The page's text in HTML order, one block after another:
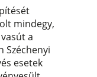
mindegy,
a
Széchenyi
esetek